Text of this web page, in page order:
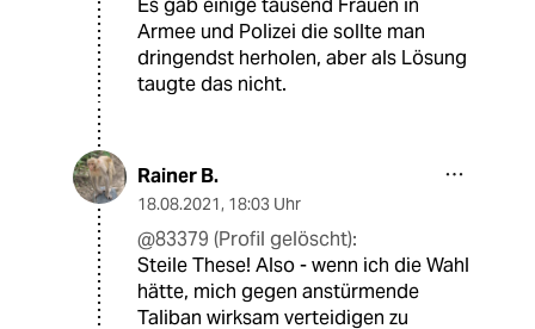
Es gab einige tausend Frauen in
Armee und Polizei die sollte man
dringendst herholen, aber als Lösung
taugte das nicht.
Rainer B.
18.08.2021, 18:03 Uhr
@83379 (Profil gelöscht):
Steile These! Also - wenn ich die Wahl
hätte, mich gegen anstürmende
Taliban wirksam verteidigen zu